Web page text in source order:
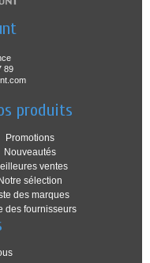
89
produits
Promotions
Nouveautés
ventes
Notre sélection
des marques
des fournisseurs